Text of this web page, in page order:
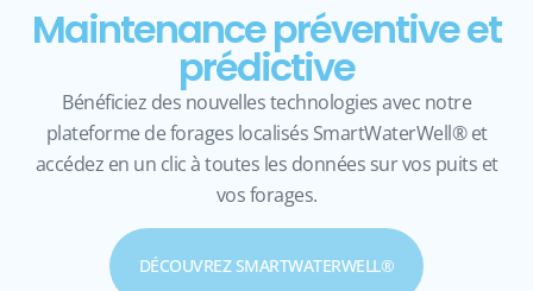
Maintenance préventive et
prédictive
Bénéficiez des nouvelles technologies avec notre
plateforme de forages localisés SmartWaterWell® et
accédez en un clic à toutes les données sur vos puits et
vos forages.
DÉCOUVREZ SMARTWATERWELL®